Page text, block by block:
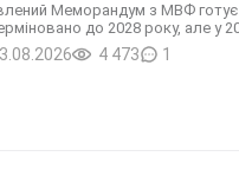
Меморандум з МВФ готує
до 2028 року, але у
4 473 1